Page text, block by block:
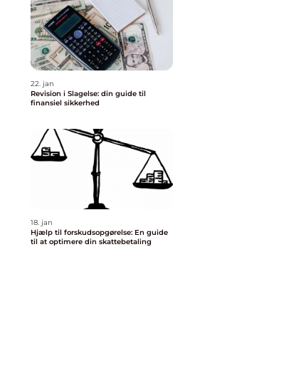
22. jan
Revision i Slagelse: din guide til
finansiel sikkerhed
18. jan
Hjælp til forskudsopgørelse: En guide
til at optimere din skattebetaling